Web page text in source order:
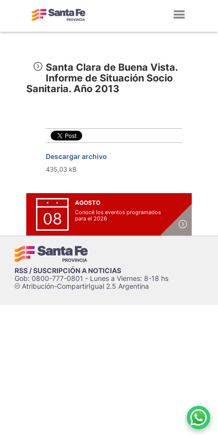
Santa Clara de Buena Vista.
Informe de Situación Socio
Sanitaria. Año 2013
Descargar archivo
435,03 kB
08
AGOSTO
Conocé los eventos programados
para el 2026
RSS / SUSCRIPCIÓN A NOTICIAS
Gob: 0800-777-0801 - Lunes a Viernes: 8-18 hs
cAtribución-CompartirIgual 2.5 Argentina